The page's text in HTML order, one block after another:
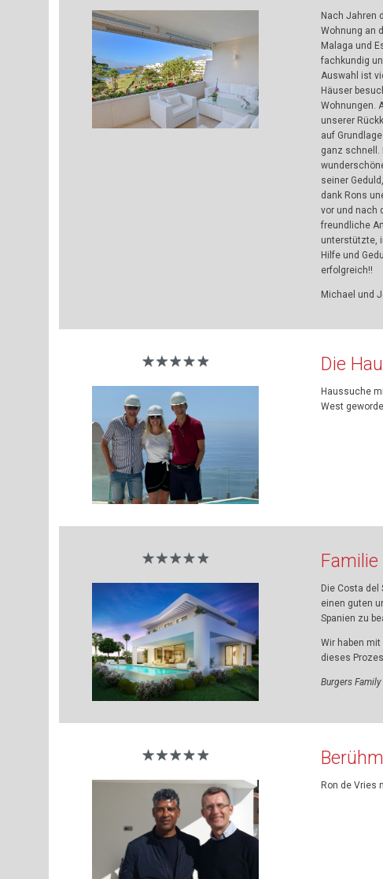
Nach Jahren
Wohnung an
Malaga und
fachkundig
Auswahl ist
Häuser
Wohnungen.
unserer
auf
ganz schnell.
seiner
dank Rons
vor und nach
freundliche
unterstützte,
Hilfe und
erfolgreich!!
Michael und
Die
Haussuche
West
Die Costa
einen guten
Spanien zu
Wir haben
dieses
Burgers Family
Ron de Vries